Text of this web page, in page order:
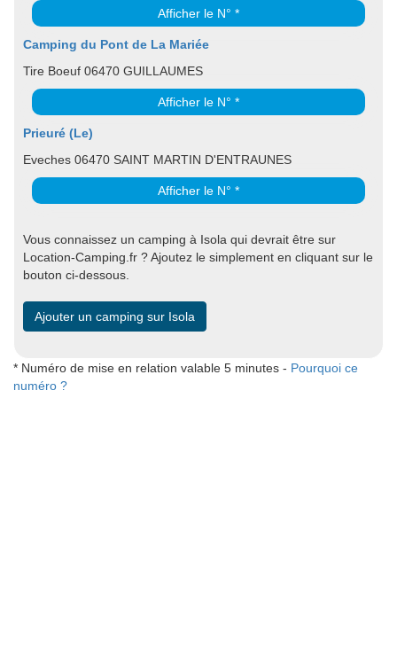
Afficher le N° *
Camping du Pont de La Mariée
Tire Boeuf 06470 GUILLAUMES
Afficher le N° *
Prieuré (Le)
Eveches 06470 SAINT MARTIN D'ENTRAUNES
Afficher le N° *
Vous connaissez un camping à Isola qui devrait être sur
Location-Camping.fr ? Ajoutez le simplement en cliquant sur le
bouton ci-dessous.
Ajouter un camping sur Isola
* Numéro de mise en relation valable 5 minutes - Pourquoi ce
numéro ?